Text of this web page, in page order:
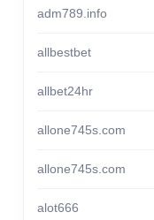
adm789.info
allbestbet
allbet24hr
allone745s.com
allone745s.com
alot666